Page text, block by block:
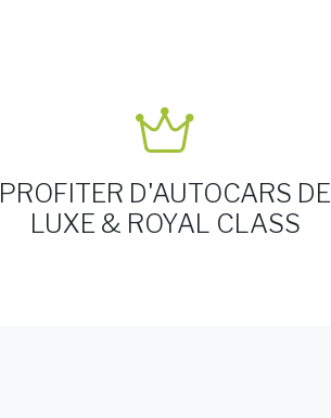
PROFITER D'AUTOCARS DE
LUXE & ROYAL CLASS